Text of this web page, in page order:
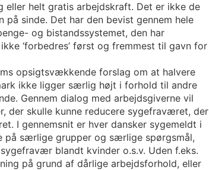
helt gratis arbejdskraft. Det er ikke de
sinde. Det har den bevist gennem hele
og bistandssystemet, den har
‘forbedres’ først og fremmest til gavn for
opsigtsvækkende forslag om at halvere
ikke ligger særlig højt i forhold til andre
Gennem dialog med arbejdsgiverne vil
der skulle kunne reducere sygefraværet, der
I gennemsnit er hver dansker sygemeldt i
på særlige grupper og særlige spørgsmål,
blandt kvinder o.s.v. Uden f.eks.
på grund af dårlige arbejdsforhold, eller